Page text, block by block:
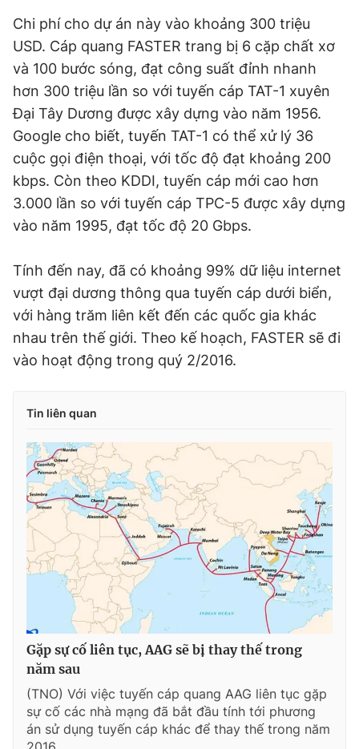
Chi phí cho dự án này vào khoảng 300 triệu
USD. Cáp quang FASTER trang bị 6 cặp chất xơ
và 100 bước sóng, đạt công suất đỉnh nhanh
hơn 300 triệu lần so với tuyến cáp TAT-1 xuyên
Đại Tây Dương được xây dựng vào năm 1956.
Google cho biết, tuyến TAT-1 có thể xử lý 36
cuộc gọi điện thoại, với tốc độ đạt khoảng 200
kbps. Còn theo KDDI, tuyến cáp mới cao hơn
3.000 lần so với tuyến cáp TPC-5 được xây dựng
vào năm 1995, đạt tốc độ 20 Gbps.
Tính đến nay, đã có khoảng 99% dữ liệu internet
vượt đại dương thông qua tuyến cáp dưới biển,
với hàng trăm liên kết đến các quốc gia khác
nhau trên thế giới. Theo kế hoạch, FASTER sẽ đi
vào hoạt động trong quý 2/2016.
Tin liên quan
Gặp sự cố liên tục, AAG sẽ bị thay thế trong
năm sau
(TNO) Với việc tuyến cáp quang AAG liên tục gặp
sự cố các nhà mạng đã bắt đầu tính tới phương
án sử dụng tuyến cáp khác để thay thế trong năm